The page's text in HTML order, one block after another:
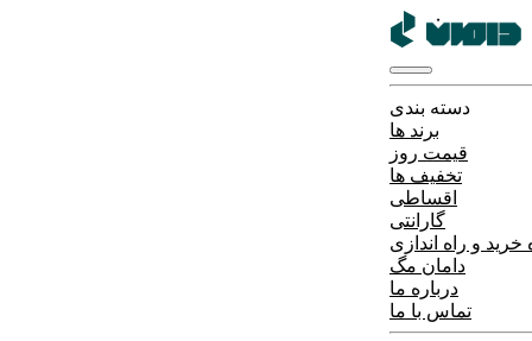
دسته بندی
برند ها
قیمت روز
تخفیف ها
اقساطی
گارانتی
و راه اندازی
دامان مگ
درباره ما
تماس با ما